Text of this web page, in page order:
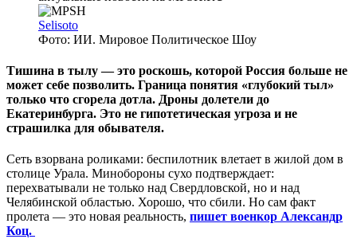
Selisoto
Фото: ИИ. Мировое Политическое Шоу
Тишина в тылу — это роскошь, которой Россия больше не
может себе позволить. Граница понятия «глубокий тыл»
только что сгорела дотла. Дроны долетели до
Екатеринбурга. Это не гипотетическая угроза и не
страшилка для обывателя.
Сеть взорвана роликами: беспилотник влетает в жилой дом в
столице Урала. Минобороны сухо подтверждает:
перехватывали не только над Свердловской, но и над
Челябинской областью. Хорошо, что сбили. Но сам факт
пролета — это новая реальность, пишет военкор Александр
Коц.